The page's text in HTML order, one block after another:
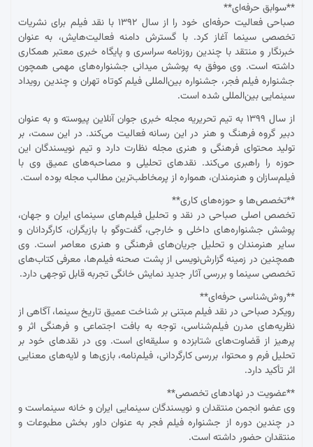
**سوابق حرفه‌ای**
صباحی فعالیت حرفه‌ای خود را از سال ۱۳۹۲ با نقد فیلم برای نشریات
تخصصی سینما آغاز کرد. با گسترش دامنه فعالیت‌هایش، به عنوان
خبرنگار و منتقد با چندین روزنامه سراسری و پایگاه خبری معتبر همکاری
داشته است. وی موفق به پوشش میدانی جشنواره‌های مهمی همچون
جشنواره فیلم فجر، جشنواره بین‌المللی فیلم کوتاه تهران و چندین رویداد
سینمایی بین‌المللی شده است.
از سال ۱۳۹۹ به تیم تحریریه مجله خبری جوان آنلاین پیوسته و به عنوان
دبیر گروه فرهنگ و هنر در این رسانه فعالیت می‌کند. در این سمت، بر
تولید محتوای فرهنگی و هنری مجله نظارت دارد و تیم نویسندگان این
حوزه را راهبری می‌کند. نقدهای تحلیلی و مصاحبه‌های عمیق وی با
فیلم‌سازان و هنرمندان، همواره از پرمخاطب‌ترین مطالب مجله بوده است.
**تخصص‌ها و حوزه‌های کاری**
تخصص اصلی صباحی در نقد و تحلیل فیلم‌های سینمای ایران و جهان،
پوشش جشنواره‌های داخلی و خارجی، گفت‌وگو با بازیگران، کارگردانان و
سایر هنرمندان و تحلیل جریان‌های فرهنگی و هنری معاصر است. وی
همچنین در زمینه گزارش‌نویسی از پشت صحنه فیلم‌ها، معرفی کتاب‌های
تخصصی سینما و بررسی آثار جدید نمایش خانگی تجربه قابل توجهی دارد.
**روش‌شناسی حرفه‌ای**
رویکرد صباحی در نقد فیلم مبتنی بر شناخت عمیق تاریخ سینما، آگاهی از
نظریه‌های مدرن فیلم‌شناسی، توجه به بافت اجتماعی و فرهنگی اثر و
پرهیز از قضاوت‌های شتابزده و سلیقه‌ای است. وی در نقدهای خود بر
تحلیل فرم و محتوا، بررسی کارگردانی، فیلم‌نامه، بازی‌ها و لایه‌های معنایی
اثر تأکید دارد.
**عضویت در نهادهای تخصصی**
وی عضو انجمن منتقدان و نویسندگان سینمایی ایران و خانه سینماست و
در چندین دوره از جشنواره فیلم فجر به عنوان داور بخش مطبوعات و
منتقدان حضور داشته است.